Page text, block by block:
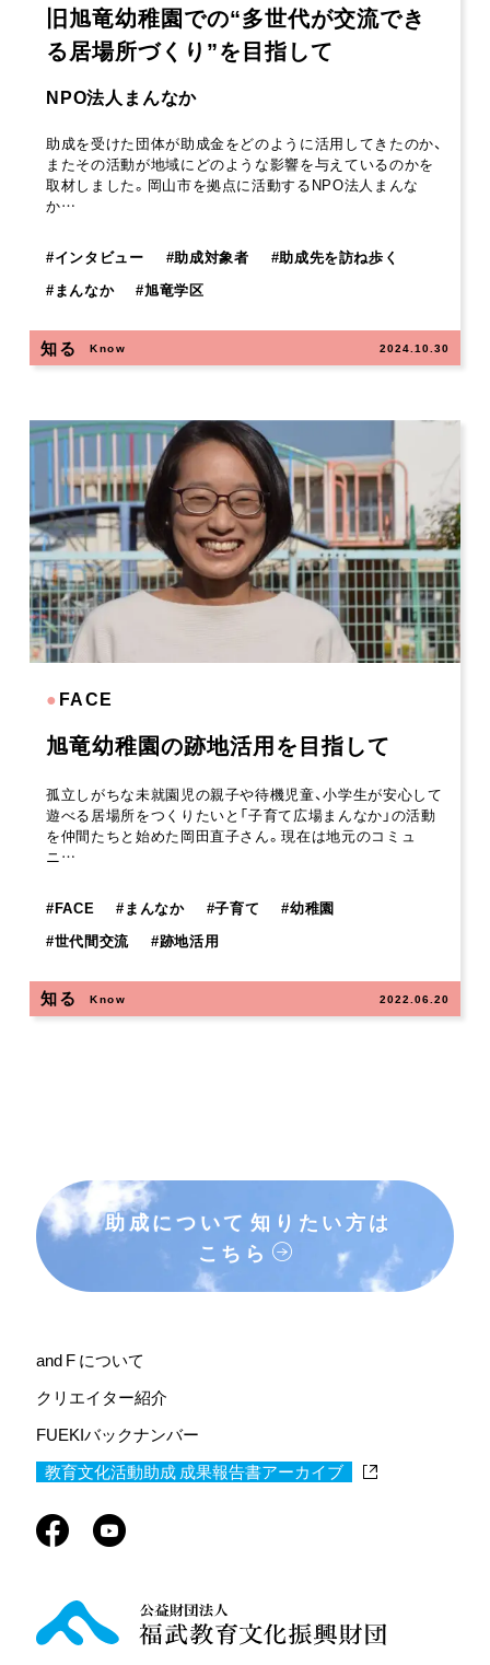
旧旭竜幼稚園での“多世代が交流でき
る居場所づくり”を目指して
NPO法人まんなか
助成を受けた団体が助成金をどのように活用してきたのか、
またその活動が地域にどのような影響を与えているのかを
取材しました。岡山市を拠点に活動するNPO法人まんな
か…
#インタビュー #助成対象者 #助成先を訪ね歩く
#まんなか #旭竜学区
知る Know 2024.10.30
●FACE
旭竜幼稚園の跡地活用を目指して
孤立しがちな未就園児の親子や待機児童、小学生が安心して
遊べる居場所をつくりたいと「子育て広場まんなか」の活動
を仲間たちと始めた岡田直子さん。現在は地元のコミュ
ニ…
#FACE #まんなか #子育て #幼稚園
#世代間交流 #跡地活用
知る Know 2022.06.20
助成について 知りたい方は
こちら
and F について
クリエイター紹介
FUEKIバックナンバー
教育文化活動助成 成果報告書アーカイブ